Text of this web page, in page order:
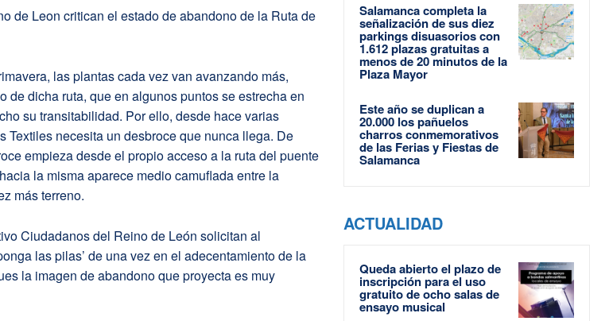
de Leon critican el estado de abandono de la Ruta de
las plantas cada vez van avanzando más,
de dicha ruta, que en algunos puntos se estrecha en
su transitabilidad. Por ello, desde hace varias
Textiles necesita un desbroce que nunca llega. De
empieza desde el propio acceso a la ruta del puente
la misma aparece medio camuflada entre la
más terreno.
Ciudadanos del Reino de León solicitan al
las pilas’ de una vez en el adecentamiento de la
la imagen de abandono que proyecta es muy
Salamanca completa la
señalización de sus diez
parkings disuasorios con
1.612 plazas gratuitas a
menos de 20 minutos de la
Plaza Mayor
Este año se duplican a
20.000 los pañuelos
charros conmemorativos
de las Ferias y Fiestas de
Salamanca
ACTUALIDAD
Queda abierto el plazo de
inscripción para el uso
gratuito de ocho salas de
ensayo musical